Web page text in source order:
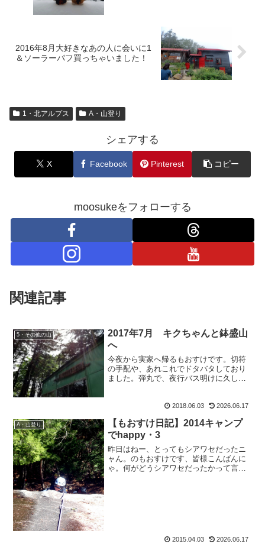
2016年8月大好きなあの人に会いに1
＆ソーラーパフ買っちゃいました！
1・北アルプス A・山登り
シェアする
X Facebook Pinterest コピー
moosukeをフォローする
関連記事
5・その他の山
2017年7月 キクちゃんと鉢盛山
へ
今夜から実家へ帰るもおすけです。切符
の手配や、あれこれでドタバタしており
ました。弾丸で、夜行バス明けに久しぶ
親と過ごす時間を最優先しているのでな
2018.06.03 2026.06.17
A・山登り
【もおすけ日記】2014キャンプ
でhappy・3
昨日はねー、とってもシアワセだったニ
ャん。のもおすけです、皆様こんばんに
ゃ。何がどうシアワセだったかって言う
2015.04.03 2026.06.17